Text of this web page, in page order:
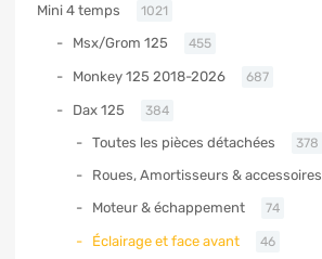
Mini 4 temps 1021
Msx/Grom 125 455
Monkey 125 2018-2026 687
Dax 125 384
Toutes les pièces détachées 378
Roues, Amortisseurs & accessoires
Moteur & échappement 74
Éclairage et face avant 46